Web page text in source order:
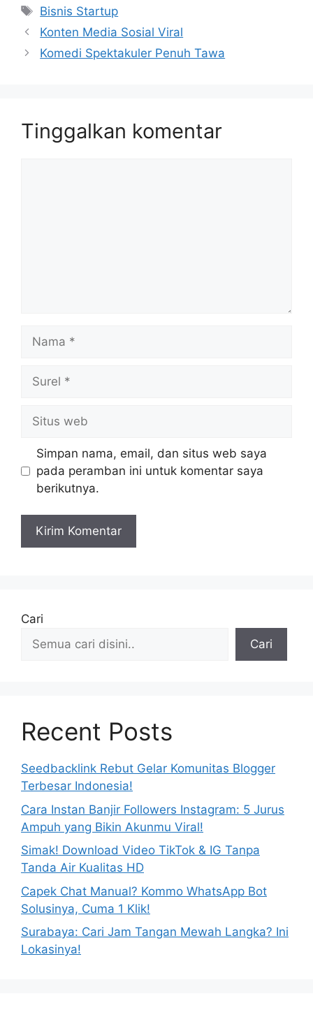
Tag
Bisnis Startup
Konten Media Sosial Viral
Komedi Spektakuler Penuh Tawa
Tinggalkan komentar
web
Simpan nama, email, dan situs web saya
pada peramban ini untuk komentar saya
berikutnya.
Cari
Cari
Recent Posts
Seedbacklink Rebut Gelar Komunitas Blogger
Terbesar Indonesia!
Cara Instan Banjir Followers Instagram: 5 Jurus
Ampuh yang Bikin Akunmu Viral!
Simak! Download Video TikTok & IG Tanpa
Tanda Air Kualitas HD
Capek Chat Manual? Kommo WhatsApp Bot
Solusinya, Cuma 1 Klik!
Surabaya: Cari Jam Tangan Mewah Langka? Ini
Lokasinya!